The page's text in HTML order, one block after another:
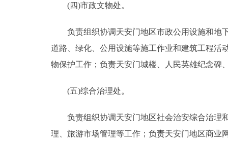
(四)市政文物处。
负责组织协调天安门地区市政公用设施和地下
道路、绿化、公用设施等施工作业和建筑工程活
物保护工作；负责天安门城楼、人民英雄纪念碑
(五)综合治理处。
负责组织协调天安门地区社会治安综合治理和
理、旅游市场管理等工作；负责天安门地区商业